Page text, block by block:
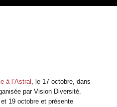
à l’Astral , le 17 octobre, dans
par Vision Diversité.
19 octobre et présente